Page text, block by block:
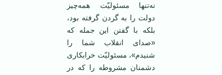
نه‌تنها مسئولیّت همه‌‌‌چیز
دولت را به گردن گرفته بود،
بلکه با گفتن این جمله که
«صدای انقلاب شما را
شنیدم»، مسئولیّت خرابکاری
دشمنان مشروطه را که در